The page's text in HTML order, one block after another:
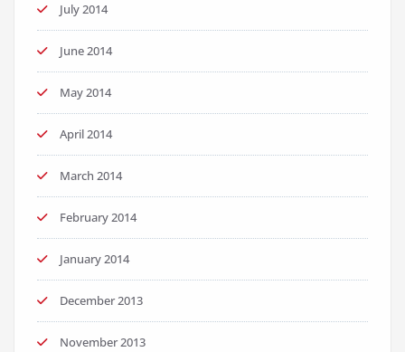
July 2014
June 2014
May 2014
April 2014
March 2014
February 2014
January 2014
December 2013
November 2013